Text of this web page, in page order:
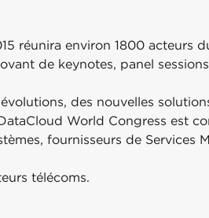
réunira environ 1800 acteurs
de keynotes, panel
des nouvelles
World Congress est
fournisseurs de Services
télécoms.